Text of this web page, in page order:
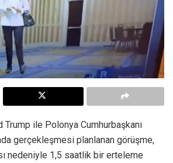
Trump ile Polonya Cumhurbaşkanı
gerçekleşmesi planlanan görüşme,
nedeniyle 1,5 saatlik bir erteleme